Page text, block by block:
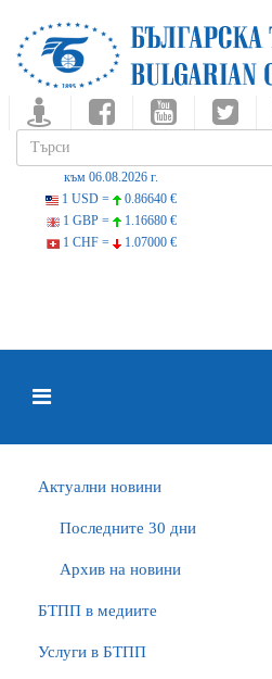
към 06.08.2026 г.
1 USD =
0.86640 €
1 GBP =
1.16680 €
1 CHF =
1.07000 €
Актуални новини
Последните 30 дни
Архив на новини
БTПП в медиите
Услуги в БТПП